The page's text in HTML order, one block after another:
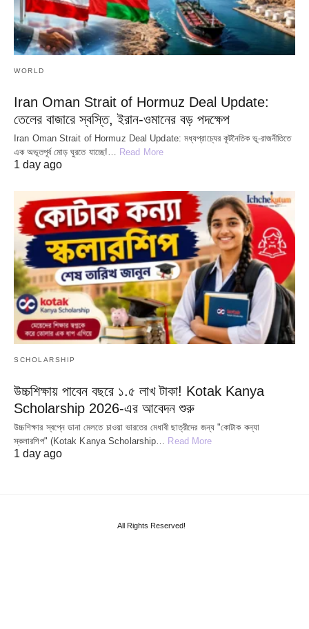
WORLD
Iran Oman Strait of Hormuz Deal Update:
তেলের বাজারে স্বস্তি, ইরান-ওমানের বড় পদক্ষেপ
Iran Oman Strait of Hormuz Deal Update: মধ্যপ্রাচ্যের কূটনৈতিক ভূ-রাজনীতিতে
এক অভূতপূর্ব মোড় ঘুরতে যাচ্ছে!…
Read More
1 day ago
SCHOLARSHIP
উচ্চশিক্ষায় পাবেন বছরে ১.৫ লাখ টাকা! Kotak Kanya
Scholarship 2026-এর আবেদন শুরু
উচ্চশিক্ষার স্বপ্নে ডানা মেলতে চাওয়া ভারতের মেধাবী ছাত্রীদের জন্য "কোটাক কন্যা
স্কলারশিপ" (Kotak Kanya Scholarship… Read More
1 day ago
All Rights Reserved!